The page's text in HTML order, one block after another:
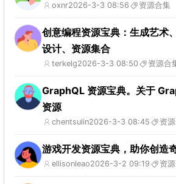
oxnr2026-3-3 08:56 资源合集
创意编程资源宝典：生成艺术
设计、资源集合
terkelg2026-3-3 08:50 资源合
GraphQL 资源宝典。关于
资源
chentsulin2026-3-3 08:45 资
游戏开发资源宝典，助你创造
ellisonleao2026-3-2 09:19 资